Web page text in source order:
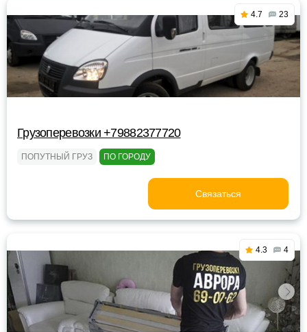
4.7 23
Грузоперевозки +79882377720
ПОПУТНЫЙ ГРУЗ ПО ГОРОДУ
Связаться
4.3 4